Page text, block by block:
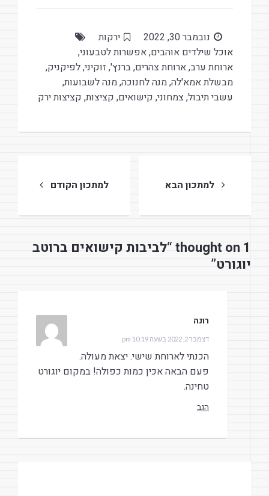
נובמבר 30, 2022
ירקות
אוכל שילדים אוהבים,אפשרות לטבעוני,
ארוחת ערב,ארוחת צהרים,ברנץ', זוקיני,לפיקניק,
מבשלת אמא'לה,מנה לחנוכה,מנה לשבועות,
עשבי תיבול,צמחוני, קישואים, קציצות, קציצות ירק
ניווט
למתכון הקודם למתכון הבא
1 thought on “לביבות קישואים ברוטב
יוגורט”
רונה
דצמבר 2, 2022 בשעה 10:19 pm
הכנתי לארוחת שישי. יצאת מעולה.
פעם הבאה אכין כמות כפולה! במקום יוגורט
טחינה.
הגב